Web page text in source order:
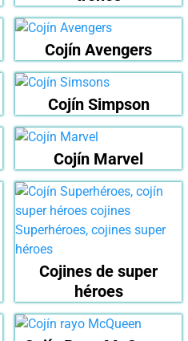
Cojín Avengers
Cojín Simpson
Cojín Marvel
Cojines de super
héroes